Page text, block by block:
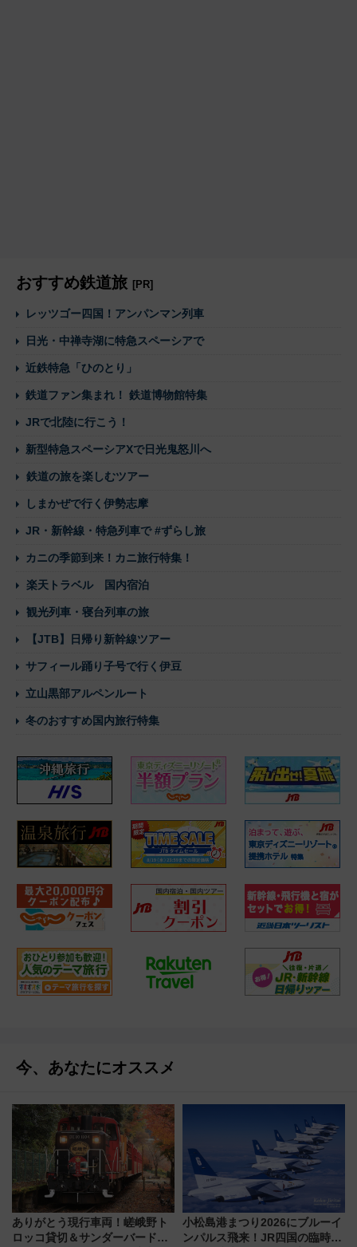
おすすめ鉄道旅 [PR]
レッツゴー四国！アンパンマン列車
日光・中禅寺湖に特急スペーシアで
近鉄特急「ひのとり」
鉄道ファン集まれ！ 鉄道博物館特集
JRで北陸に行こう！
新型特急スペーシアXで日光鬼怒川へ
鉄道の旅を楽しむツアー
しまかぜで行く伊勢志摩
JR・新幹線・特急列車で #ずらし旅
カニの季節到来！カニ旅行特集！
楽天トラベル 国内宿泊
観光列車・寝台列車の旅
【JTB】日帰り新幹線ツアー
サフィール踊り子号で行く伊豆
立山黒部アルペンルート
冬のおすすめ国内旅行特集
今、あなたにオススメ
ありがとう現行車両！嵯峨野ト
ロッコ貸切＆サンダーバードレ
小松島港まつり2026にブルーイ
ンパルス飛来！JR四国の臨時ダ